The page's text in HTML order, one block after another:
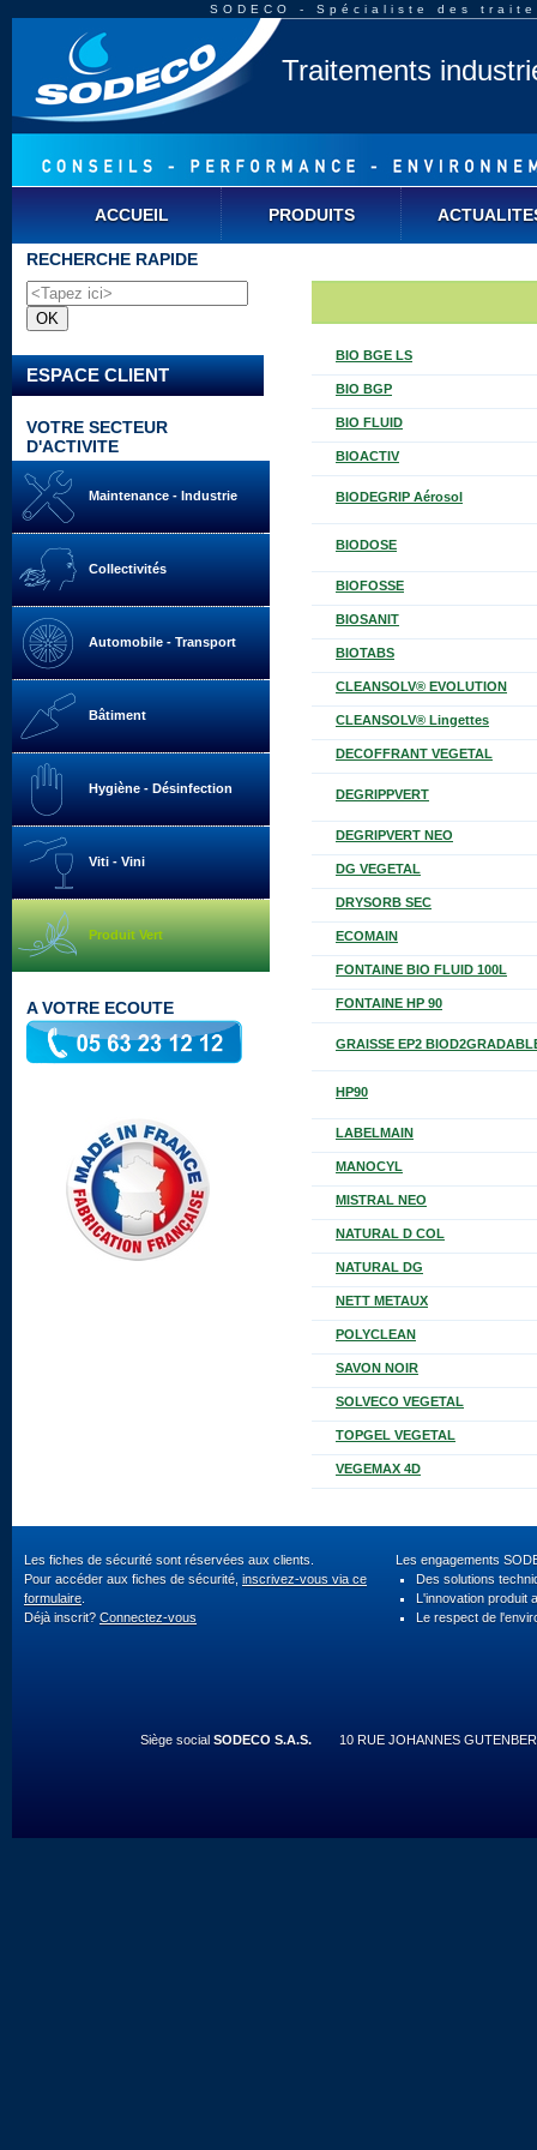
SODECO - Spécialiste des
Traitements
ACCUEIL PRODUITS
RECHERCHE RAPIDE
ESPACE CLIENT
VOTRE SECTEUR
D'ACTIVITE
Maintenance - Industrie
Collectivités
Automobile - Transport
Bâtiment
Hygiène - Désinfection
Viti - Vini
Produit Vert
A VOTRE ECOUTE
BIO BGE LS
BIO BGP
BIO FLUID
BIOACTIV
BIODEGRIP Aérosol
BIODOSE
BIOFOSSE
BIOSANIT
BIOTABS
CLEANSOLV® EVOLUTION
CLEANSOLV® Lingettes
DECOFFRANT VEGETAL
DEGRIPPVERT
DEGRIPVERT NEO
DG VEGETAL
DRYSORB SEC
ECOMAIN
FONTAINE BIO FLUID 100L
FONTAINE HP 90
GRAISSE EP2
HP90
LABELMAIN
MANOCYL
MISTRAL NEO
NATURAL D COL
NATURAL DG
NETT METAUX
POLYCLEAN
SAVON NOIR
SOLVECO VEGETAL
TOPGEL VEGETAL
VEGEMAX 4D
Les fiches de sécurité sont réservées aux clients.
Pour accéder aux fiches de sécurité, inscrivez-vous via ce
formulaire
Déjà inscrit? Connectez-vous
Les engagements
Des solutions
L'innovation produit
Le respect de
Siège social SODECO S.A.S. 10 RUE JOHANNES